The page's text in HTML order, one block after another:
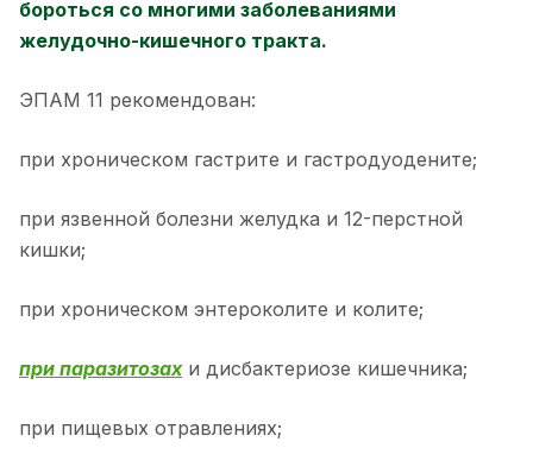
бороться со многими заболеваниями
желудочно-кишечного тракта.
ЭПАМ 11 рекомендован:
при хроническом гастрите и гастродуодените;
при язвенной болезни желудка и 12-перстной
кишки;
при хроническом энтероколите и колите;
при паразитозахи дисбактериозе кишечника;
при пищевых отравлениях;